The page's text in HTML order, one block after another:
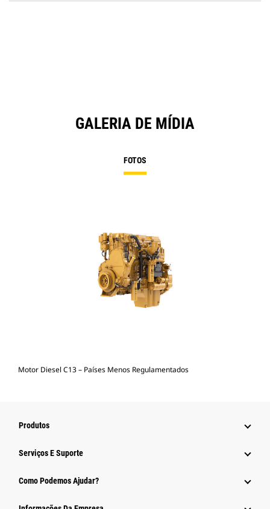
GALERIA DE MÍDIA
FOTOS
Motor Diesel C13 – Países Menos Regulamentados
Produtos
Serviços E Suporte
Como Podemos Ajudar?